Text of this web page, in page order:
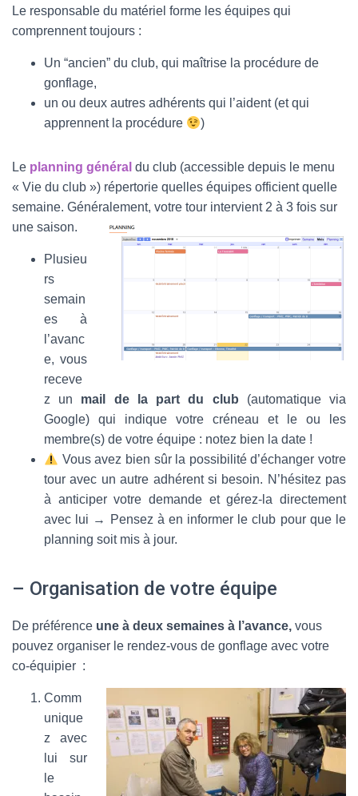
Le responsable du matériel forme les équipes qui
comprennent toujours :
Un “ancien” du club, qui maîtrise la procédure de
gonflage,
un ou deux autres adhérents qui l’aident (et qui
apprennent la procédure
)
Le planning général du club (accessible depuis le menu
« Vie du club ») répertorie quelles équipes officient quelle
semaine. Généralement, votre tour intervient 2 à 3 fois sur
une saison.
Plusieu
rs
semain
es à
l’avanc
e, vous
receve
z un mail de la part du club (automatique via
Google) qui indique votre créneau et le ou les
membre(s) de votre équipe : notez bien la date !
Vous avez bien sûr la possibilité d’échanger votre
tour avec un autre adhérent si besoin. N’hésitez pas
à anticiper votre demande et gérez-la directement
avec lui → Pensez à en informer le club pour que le
planning soit mis à jour.
– Organisation de votre équipe
De préférence une à deux semaines à l’avance, vous
pouvez organiser le rendez-vous de gonflage avec votre
co-équipier :
Comm
unique
z avec
lui sur
le